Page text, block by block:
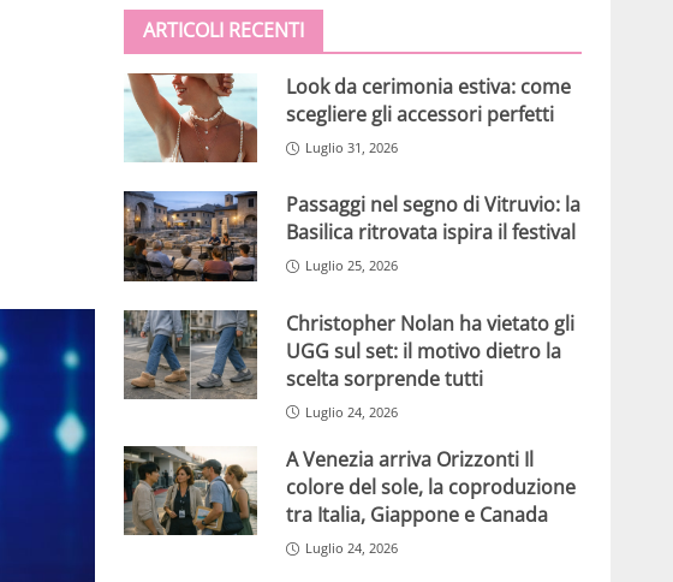
ARTICOLI RECENTI
Look da cerimonia estiva: come
scegliere gli accessori perfetti
Luglio 31, 2026
Passaggi nel segno di Vitruvio: la
Basilica ritrovata ispira il festival
Luglio 25, 2026
Christopher Nolan ha vietato gli
UGG sul set: il motivo dietro la
scelta sorprende tutti
Luglio 24, 2026
A Venezia arriva Orizzonti Il
colore del sole, la coproduzione
tra Italia, Giappone e Canada
Luglio 24, 2026